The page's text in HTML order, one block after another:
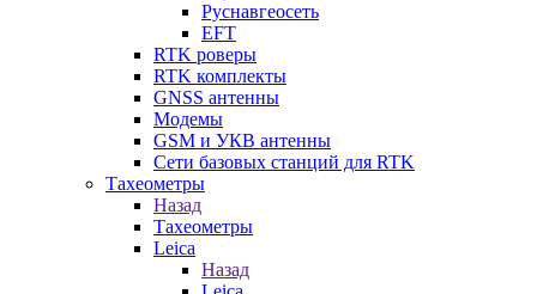
Руснавгеосеть
EFT
RTK роверы
RTK комплекты
GNSS антенны
Модемы
GSM и УКВ антенны
Сети базовых станций для RTK
Тахеометры
Назад
Тахеометры
Leica
Назад